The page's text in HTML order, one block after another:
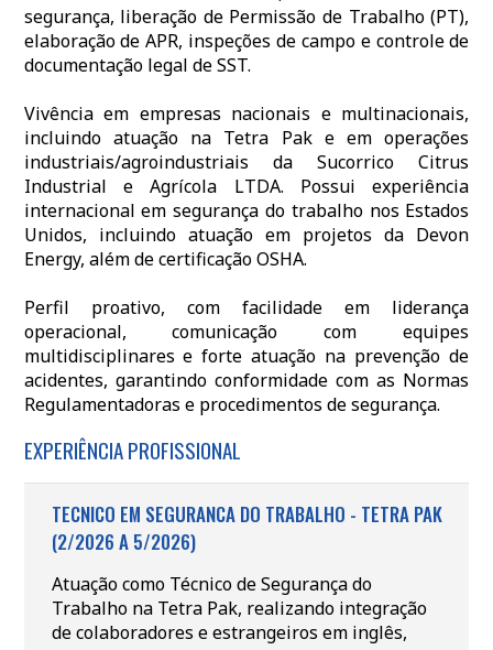
segurança, liberação de Permissão de Trabalho (PT),
elaboração de APR, inspeções de campo e controle de
documentação legal de SST.
Vivência em empresas nacionais e multinacionais,
incluindo atuação na Tetra Pak e em operações
industriais/agroindustriais da Sucorrico Citrus
Industrial e Agrícola LTDA. Possui experiência
internacional em segurança do trabalho nos Estados
Unidos, incluindo atuação em projetos da Devon
Energy, além de certificação OSHA.
Perfil proativo, com facilidade em liderança
operacional, comunicação com equipes
multidisciplinares e forte atuação na prevenção de
acidentes, garantindo conformidade com as Normas
Regulamentadoras e procedimentos de segurança.
EXPERIÊNCIA PROFISSIONAL
TECNICO EM SEGURANCA DO TRABALHO - TETRA PAK
(2/2026 A 5/2026)
Atuação como Técnico de Segurança do
Trabalho na Tetra Pak, realizando integração
de colaboradores e estrangeiros em inglês,